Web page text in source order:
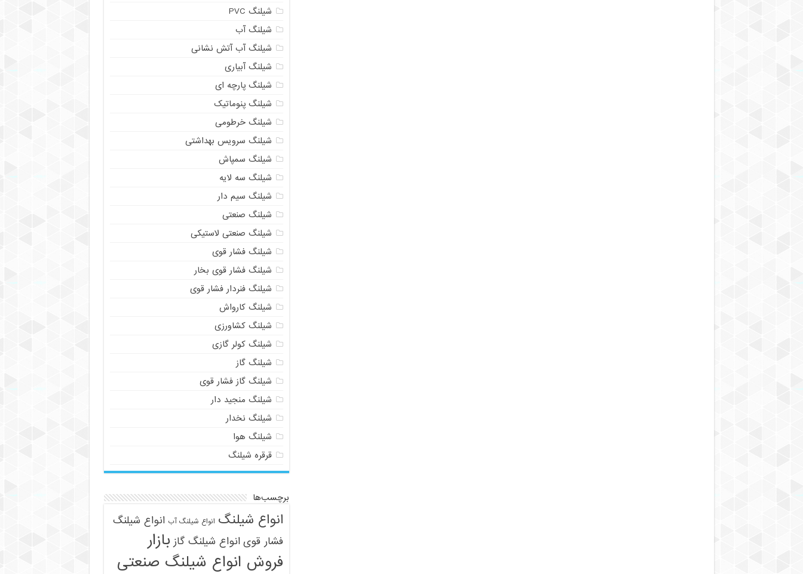
شیلنگ PVC
شیلنگ آب
شیلنگ آب آتش نشانی
شیلنگ آبیاری
شیلنگ پارچه ای
شیلنگ پنوماتیک
شیلنگ خرطومی
شیلنگ سرویس بهداشتی
شیلنگ سمپاش
شیلنگ سه لایه
شیلنگ سیم دار
شیلنگ صنعتی
شیلنگ صنعتی لاستیکی
شیلنگ فشار قوی
شیلنگ فشار قوی بخار
شیلنگ فنردار فشار قوی
شیلنگ کارواش
شیلنگ کشاورزی
شیلنگ کولر گازی
شیلنگ گاز
شیلنگ گاز فشار قوی
شیلنگ منجید دار
شیلنگ نخدار
شیلنگ هوا
قرقره شیلنگ
برچسب‌ها
انواع شیلنگ انواع شیلنگ آب انواع شیلنگ
فشار قوی انواع شیلنگ گاز بازار
فروش انواع شیلنگ صنعتی